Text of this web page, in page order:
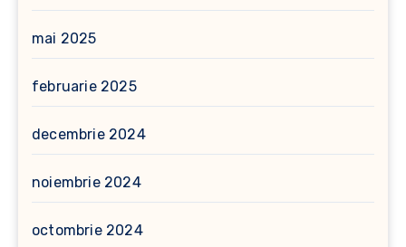
mai 2025
februarie 2025
decembrie 2024
noiembrie 2024
octombrie 2024